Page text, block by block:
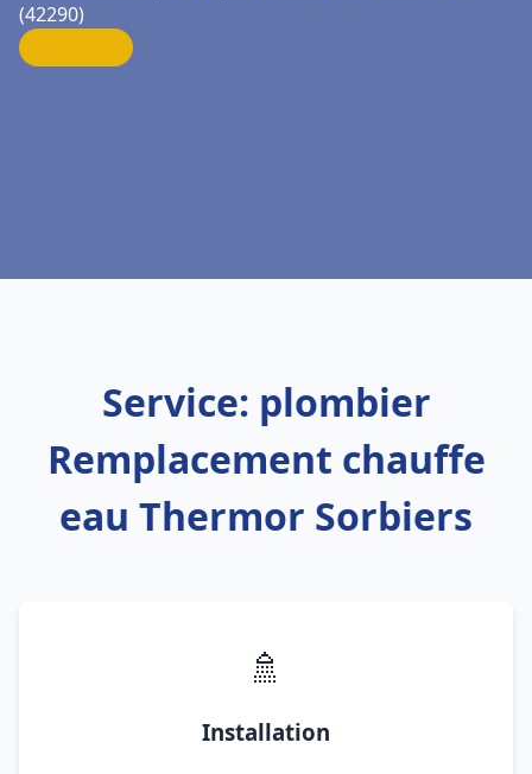
(42290)
Service: plombier
Remplacement chauffe
eau Thermor Sorbiers
🚿
Installation